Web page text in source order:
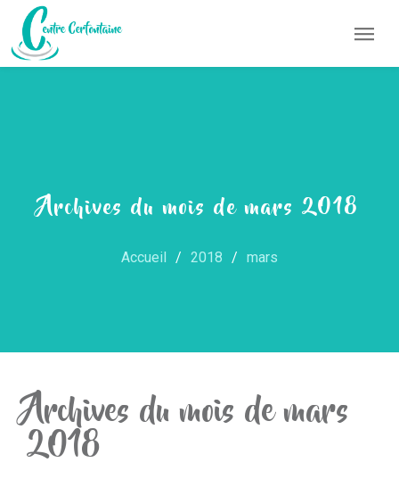
Archives du mois de mars 2018
Accueil 2018 mars
Archives du mois de mars
2018